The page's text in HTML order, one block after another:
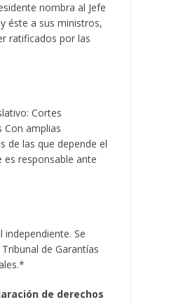
nombra al Jefe
éste a sus ministros,
ratificados por las
Cortes
Con amplias
de las que depende el
es responsable ante
independiente. Se
de Garantías
de derechos